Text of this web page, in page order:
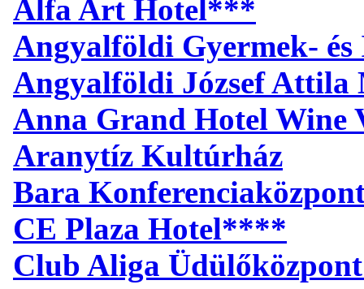
Alfa Art Hotel***
Angyalföldi Gyermek-
Angyalföldi József Attila
Anna Grand Hotel Wine
Aranytíz Kultúrház
Bara
CE Plaza Hotel****
Club Aliga Üdülőközpont